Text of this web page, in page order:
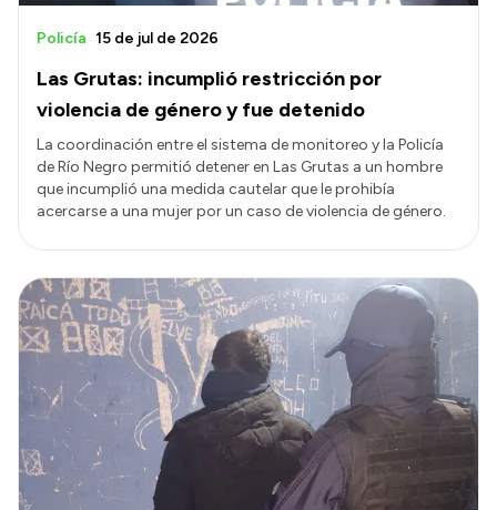
Las Grutas: incumplió restricción por
violencia de género y fue detenido
Policía 15 de jul de 2026
La coordinación entre el sistema de monitoreo y la Policía
de Río Negro permitió detener en Las Grutas a un hombre
que incumplió una medida cautelar que le prohibía
acercarse a una mujer por un caso de violencia de género.